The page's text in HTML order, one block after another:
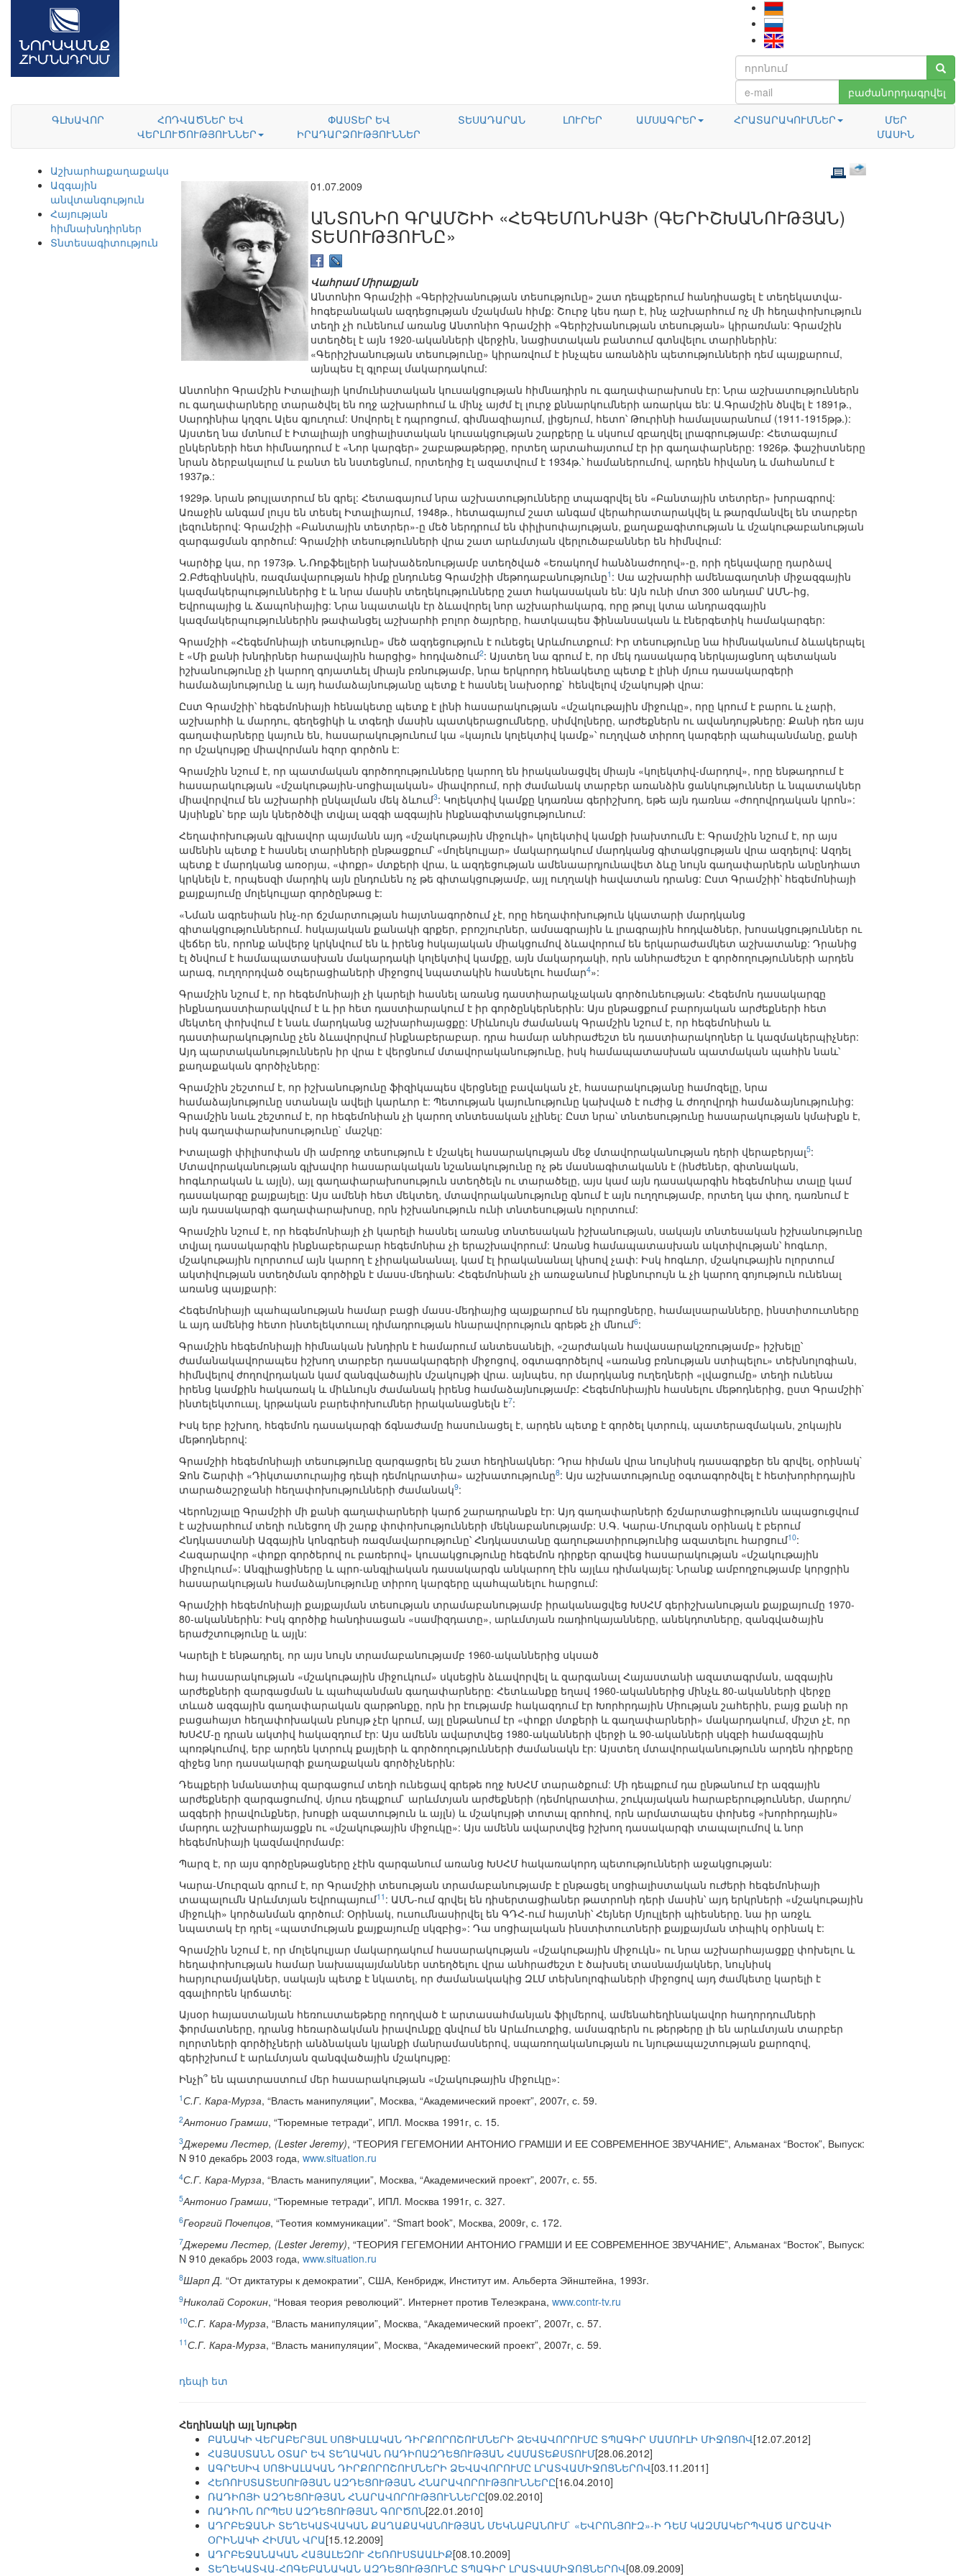
բաժանորդագրվել
ԳԼԽԱՎՈՐ
ՀՈԴՎԱԾՆԵՐ ԵՎ
ՎԵՐԼՈՒԾՈՒԹՅՈՒՆՆԵՐ
ՓԱՍՏԵՐ ԵՎ
ԻՐԱԴԱՐՁՈՒԹՅՈՒՆՆԵՐ
ՏԵՍԱԴԱՐԱՆ ԼՈՒՐԵՐ ԱՄՍԱԳՐԵՐ ՀՐԱՏԱՐԱԿՈՒՄՆԵՐ
ՄԵՐ
ՄԱՍԻՆ
Աշխարհաքաղաքականություն
Ազգային
անվտանգություն
Հայության
հիմնախնդիրներ
Տնտեսագիտություն
01.07.2009
ԱՆՏՈՆԻՈ ԳՐԱՄՇԻԻ «ՀԵԳԵՄՈՆԻԱՅԻ (ԳԵՐԻՇԽԱՆՈՒԹՅԱՆ)
ՏԵՍՈՒԹՅՈՒՆԸ»
Վահրամ Միրաքյան
Անտոնիո Գրամշիի «Գերիշխանության տեսությունը» շատ դեպքերում հանդիսացել է տեղեկատվա-
հոգեբանական ազդեցության մշակման հիմք: Շուրջ կես դար է, ինչ աշխարհում ոչ մի հեղափոխություն
տեղի չի ունենում առանց Անտոնիո Գրամշիի «Գերիշխանության տեսության» կիրառման: Գրամշին
ստեղծել է այն 1920-ականների վերջին, նացիստական բանտում գտնվելու տարիներին:
«Գերիշխանության տեսությունը» կիրառվում է ինչպես առանձին պետությունների դեմ պայքարում,
այնպես էլ գլոբալ մակարդակում:
Անտոնիո Գրամշին Իտալիայի կոմունիստական կուսակցության հիմնադիրն ու գաղափարախոսն էր: Նրա աշխատություններն
ու գաղափարները տարածվել են ողջ աշխարհում և մինչ այժմ էլ լուրջ քննարկումների առարկա են: Ա.Գրամշին ծնվել է 1891թ.,
Սարդինիա կղզու Ալես գյուղում: Սովորել է դպրոցում, գիմնազիայում, լիցեյում, հետո՝ Թուրինի համալսարանում (1911-1915թթ.):
Այստեղ նա մտնում է Իտալիայի սոցիալիստական կուսակցության շարքերը և սկսում զբաղվել լրագրությամբ: Հետագայում
ընկերների հետ հիմնադրում է «Նոր կարգեր» շաբաթաթերթը, որտեղ արտահայտում էր իր գաղափարները: 1926թ. ֆաշիստները
նրան ձերբակալում և բանտ են նստեցնում, որտեղից էլ ազատվում է 1934թ.՝ համաներումով, արդեն հիվանդ և մահանում է
1937թ.:
1929թ. նրան թույլատրում են գրել: Հետագայում նրա աշխատությունները տպագրվել են «Բանտային տետրեր» խորագրով:
Առաջին անգամ լույս են տեսել Իտալիայում, 1948թ., հետագայում շատ անգամ վերահրատարակվել և թարգմանվել են տարբեր
լեզուներով: Գրամշիի «Բանտային տետրեր»-ը մեծ ներդրում են փիլիսոփայության, քաղաքագիտության և մշակութաբանության
զարգացման գործում: Գրամշիի տեսությունների վրա շատ արևմտյան վերլուծաբաններ են հիմնվում:
Կարծիք կա, որ 1973թ. Ն.Ռոքֆելլերի նախաձեռնությամբ ստեղծված «Եռակողմ հանձնաժողով»-ը, որի ղեկավարը դարձավ
Զ.Բժեզինսկին, ռազմավարության հիմք ընդունեց Գրամշիի մեթոդաբանությունը1 : Սա աշխարհի ամենագաղտնի միջազգային
կազմակերպություններից է և նրա մասին տեղեկությունները շատ հակասական են: Այն ունի մոտ 300 անդամ՝ ԱՄՆ-ից,
Եվրոպայից և Ճապոնիայից: Նրա նպատակն էր ձևավորել նոր աշխարհակարգ, որը թույլ կտա անդրազգային
կազմակերպություններին թափանցել աշխարհի բոլոր ծայրերը, հատկապես ֆինանսական և էներգետիկ համակարգեր:
Գրամշիի «Հեգեմոնիայի տեսությունը» մեծ ազդեցություն է ունեցել Արևմուտքում: Իր տեսությունը նա հիմնականում ձևակերպել
է «Մի քանի խնդիրներ հարավային հարցից» հոդվածում2: Այստեղ նա գրում է, որ մեկ դասակարգ ներկայացնող պետական
իշխանությունը չի կարող գոյատևել միայն բռնությամբ, նրա երկրորդ հենակետը պետք է լինի մյուս դասակարգերի
համաձայնությունը և այդ համաձայնությանը պետք է հասնել նախօրոք` հենվելով մշակույթի վրա:
Ըստ Գրամշիի՝ հեգեմոնիայի հենակետը պետք է լինի հասարակության «մշակութային միջուկը», որը կրում է բարու և չարի,
աշխարհի և մարդու, գեղեցիկի և տգեղի մասին պատկերացումները, սիմվոլները, արժեքներն ու ավանդույթները: Քանի դեռ այս
գաղափարները կայուն են, հասարակությունում կա «կայուն կոլեկտիվ կամք»՝ ուղղված տիրող կարգերի պահպանմանը, քանի
որ մշակույթը միավորման հզոր գործոն է:
Գրամշին նշում է, որ պատմական գործողությունները կարող են իրականացվել միայն «կոլեկտիվ-մարդով», որը ենթադրում է
հասարակության «մշակութային-սոցիալական» միավորում, որի ժամանակ տարբեր առանձին ցանկություններ և նպատակներ
միավորվում են աշխարհի ընկալման մեկ ձևում3: Կոլեկտիվ կամքը կդառնա գերիշխող, եթե այն դառնա «ժողովրդական կրոն»:
Այսինքն՝ երբ այն կներծծվի տվյալ ազգի ազգային ինքնագիտակցությունում:
Հեղափոխության գլխավոր պայմանն այդ «մշակութային միջուկի» կոլեկտիվ կամքի խախտումն է: Գրամշին նշում է, որ այս
ամենին պետք է հասնել տարիների ընթացքում՝ «մոլեկուլյար» մակարդակում մարդկանց գիտակցության վրա ազդելով: Ազդել
պետք է մարդկանց առօրյա, «փոքր» մտքերի վրա, և ազդեցության ամենաարդյունավետ ձևը նույն գաղափարներն անընդհատ
կրկնելն է, որպեսզի մարդիկ այն ընդունեն ոչ թե գիտակցությամբ, այլ ուղղակի հավատան դրանց: Ըստ Գրամշիի՝ հեգեմոնիայի
քայքայումը մոլեկուլյար գործընթաց է:
«Նման ագրեսիան ինչ-որ ճշմարտության հայտնագործում չէ, որը հեղափոխություն կկատարի մարդկանց
գիտակցություններում. հսկայական քանակի գրքեր, բրոշյուրներ, ամսագրային և լրագրային հոդվածներ, խոսակցություններ ու
վեճեր են, որոնք անվերջ կրկնվում են և իրենց հսկայական միակցումով ձևավորում են երկարաժամկետ աշխատանք: Դրանից
էլ ծնվում է համապատասխան մակարդակի կոլեկտիվ կամքը, այն մակարդակի, որն անհրաժեշտ է գործողությունների արդեն
արագ, ուղղորդված օպերացիաների միջոցով նպատակին հասնելու համար4»:
Գրամշին նշում է, որ հեգեմոնիայի չի կարելի հասնել առանց դաստիարակչական գործունեության: Հեգեմոն դասակարգը
ինքնադաստիարակվում է և իր հետ դաստիարակում է իր գործընկերներին: Այս ընթացքում բարոյական արժեքների հետ
մեկտեղ փոխվում է նաև մարդկանց աշխարհայացքը: Միևնույն ժամանակ Գրամշին նշում է, որ հեգեմոնիան և
դաստիարակությունը չեն ձևավորվում ինքնաբերաբար. դրա համար անհրաժեշտ են դաստիարակողներ և կազմակերպիչներ:
Այդ պարտականություններն իր վրա է վերցնում մտավորականությունը, իսկ համապատասխան պատմական պահին նաև՝
քաղաքական գործիչները:
Գրամշին շեշտում է, որ իշխանությունը ֆիզիկապես վերցնելը բավական չէ, հասարակությանը համոզելը, նրա
համաձայնությունը ստանալն ավելի կարևոր է: Պետության կայունությունը կախված է ուժից և ժողովրդի համաձայնությունից:
Գրամշին նաև շեշտում է, որ հեգեմոնիան չի կարող տնտեսական չլինել: Ըստ նրա՝ տնտեսությունը հասարակության կմախքն է,
իսկ գաղափարախոսությունը` մաշկը:
Իտալացի փիլիսոփան մի ամբողջ տեսություն է մշակել հասարակության մեջ մտավորականության դերի վերաբերյալ5:
Մտավորականության գլխավոր հասարակական նշանակությունը ոչ թե մասնագիտականն է (ինժեներ, գիտնական,
հոգևորական և այլն), այլ գաղափարախոսություն ստեղծելն ու տարածելը, այս կամ այն դասակարգին հեգեմոնիա տալը կամ
դասակարգը քայքայելը: Այս ամենի հետ մեկտեղ, մտավորականությունը գնում է այն ուղղությամբ, որտեղ կա փող, դառնում է
այն դասակարգի գաղափարախոսը, որն իշխանություն ունի տնտեսության ոլորտում:
Գրամշին նշում է, որ հեգեմոնիայի չի կարելի հասնել առանց տնտեսական իշխանության, սակայն տնտեսական իշխանությունը
տվյալ դասակարգին ինքնաբերաբար հեգեմոնիա չի երաշխավորում: Առանց համապատասխան ակտիվության՝ հոգևոր,
մշակութային ոլորտում այն կարող է չիրականանալ, կամ էլ իրականանալ կիսով չափ: Իսկ հոգևոր, մշակութային ոլորտում
ակտիվության ստեղծման գործիքն է մասս-մեդիան: Հեգեմոնիան չի առաջանում ինքնուրույն և չի կարող գոյություն ունենալ
առանց պայքարի:
Հեգեմոնիայի պահպանության համար բացի մասս-մեդիայից պայքարում են դպրոցները, համալսարանները, ինստիտուտները
և այդ ամենից հետո ինտելեկտուալ դիմադրության հնարավորություն գրեթե չի մնում6:
Գրամշին հեգեմոնիայի հիմնական խնդիրն է համարում անտեսանելի, «շարժական հավասարակշռությամբ» իշխելը՝
ժամանակավորապես իշխող տարբեր դասակարգերի միջոցով, օգտագործելով «առանց բռնության ստիպելու» տեխնոլոգիան,
հիմնվելով ժողովրդական կամ զանգվածային մշակույթի վրա. այնպես, որ մարդկանց ուղեղների «լվացումը» տեղի ունենա
իրենց կամքին հակառակ և միևնույն ժամանակ իրենց համաձայնությամբ: Հեգեմոնիային հասնելու մեթոդներից, ըստ Գրամշիի`
ինտելեկտուալ, կրթական բարեփոխումներ իրականացնելն է7:
Իսկ երբ իշխող, հեգեմոն դասակարգի ճգնաժամը հասունացել է, արդեն պետք է գործել կտրուկ, պատերազմական, շոկային
մեթոդներով:
Գրամշիի հեգեմոնիայի տեսությունը զարգացրել են շատ հեղինակներ: Դրա հիման վրա նույնիսկ դասագրքեր են գրվել, օրինակ`
Ջոն Շարփի «Դիկտատուրայից դեպի դեմոկրատիա» աշխատությունը8: Այս աշխատությունը օգտագործվել է հետխորհրդային
տարածաշրջանի հեղափոխությունների ժամանակ9:
Վերոնշյալը Գրամշիի մի քանի գաղափարների կարճ շարադրանքն էր: Այդ գաղափարների ճշմարտացիությունն ապացուցվում
է աշխարհում տեղի ունեցող մի շարք փոփոխությունների մեկնաբանությամբ: Ս.Գ. Կարա-Մուրզան օրինակ է բերում
Հնդկաստանի Ազգային կոնգրեսի ռազմավարությունը՝ Հնդկաստանը գաղութատիրությունից ազատելու հարցում10:
Հազարավոր «փոքր գործերով ու բառերով» կուսակցությունը հեգեմոն դիրքեր գրավեց հասարակության «մշակութային
միջուկում»: Անգլիացիները և պրո-անգլիական դասակարգն անկարող էին այլևս դիմակայել: Նրանք ամբողջությամբ կորցրին
հասարակության համաձայնությունը տիրող կարգերը պահպանելու հարցում:
Գրամշիի հեգեմոնիայի քայքայման տեսության տրամաբանությամբ իրականացվեց ԽՍՀՄ գերիշխանության քայքայումը 1970-
80-ականներին: Իսկ գործիք հանդիսացան «սամիզդատը», արևմտյան ռադիոկայանները, անեկդոտները, զանգվածային
երաժշտությունը և այլն:
Կարելի է ենթադրել, որ այս նույն տրամաբանությամբ 1960-ականներից սկսած
հայ հասարակության «մշակութային միջուկում» սկսեցին ձևավորվել և զարգանալ Հայաստանի ազատագրման, ազգային
արժեքների զարգացման և պահպանման գաղափարները: Հետևանքը եղավ 1960-ականներից մինչև 80-ականների վերջը
տևած ազգային գաղափարական զարթոնքը, որն իր էությամբ հակազդում էր Խորհրդային Միության շահերին, բայց քանի որ
բացահայտ հեղափոխական բնույթ չէր կրում, այլ ընթանում էր «փոքր մտքերի և գաղափարների» մակարդակում, միշտ չէ, որ
ԽՍՀՄ-ը դրան ակտիվ հակազդում էր: Այս ամենն ավարտվեց 1980-ականների վերջի և 90-ականների սկզբի համազգային
պոռթկումով, երբ արդեն կտրուկ քայլերի և գործողությունների ժամանակն էր: Այստեղ մտավորականությունն արդեն դիրքերը
զիջեց նոր դասակարգի քաղաքական գործիչներին:
Դեպքերի նմանատիպ զարգացում տեղի ունեցավ գրեթե ողջ ԽՍՀՄ տարածքում: Մի դեպքում դա ընթանում էր ազգային
արժեքների զարգացումով, մյուս դեպքում` արևմտյան արժեքների (դեմոկրատիա, շուկայական հարաբերություններ, մարդու/
ազգերի իրավունքներ, խոսքի ազատություն և այլն) և մշակույթի տոտալ գրոհով, որն արմատապես փոխեց «խորհրդային»
մարդու աշխարհայացքն ու «մշակութային միջուկը»: Այս ամենն ավարտվեց իշխող դասակարգի տապալումով և նոր
հեգեմոնիայի կազմավորմամբ:
Պարզ է, որ այս գործընթացները չէին զարգանում առանց ԽՍՀՄ հակառակորդ պետությունների աջակցության:
Կարա-Մուրզան գրում է, որ Գրամշիի տեսության տրամաբանությամբ է ընթացել սոցիալիստական ուժերի հեգեմոնիայի
տապալումն Արևմտյան Եվրոպայում11 : ԱՄՆ-ում գրվել են դիսերտացիաներ թատրոնի դերի մասին՝ այդ երկրների «մշակութային
միջուկի» կործանման գործում: Օրինակ, ուսումնասիրվել են ԳԴՀ-ում հայտնի՝ Հեյներ Մյուլլերի պիեսները. նա իր առջև
նպատակ էր դրել «պատմության քայքայումը սկզբից»: Դա սոցիալական ինստիտուտների քայքայման տիպիկ օրինակ է:
Գրամշին նշում է, որ մոլեկուլյար մակարդակում հասարակության «մշակութային միջուկն» ու նրա աշխարհայացքը փոխելու և
հեղափոխության համար նախապայմաններ ստեղծելու վրա անհրաժեշտ է ծախսել տասնամյակներ, նույնիսկ
հարյուրամյակներ, սակայն պետք է նկատել, որ ժամանակակից ԶԼՄ տեխնոլոգիաների միջոցով այդ ժամկետը կարելի է
զգալիորեն կրճատել:
Այսօր հայաստանյան հեռուստաեթերը ողողված է արտասահմանյան ֆիլմերով, ամենահեղինակավոր հաղորդումների
ֆորմատները, դրանց հեռարձակման իրավունքը գնվում են Արևմուտքից, ամսագրերն ու թերթերը լի են արևմտյան տարբեր
ոլորտների գործիչների անձնական կյանքի մանրամասներով, սպառողականության ու նյութապաշտության քարոզով,
գերիշխում է արևմտյան զանգվածային մշակույթը:
Ինչի՞ են պատրաստում մեր հասարակության «մշակութային միջուկը»:
1С.Г. Кара-Мурза, “Власть манипуляции”, Москва, “Академический проект”, 2007г, с. 59.
2Антонио Грамши, “Тюремные тетради”, ИПЛ. Москва 1991г, с. 15.
3Джереми Лестер, (Lester Jeremy), “ТЕОРИЯ ГЕГЕМОНИИ АНТОНИО ГРАМШИ И ЕЕ СОВРЕМЕННОЕ ЗВУЧАНИЕ”, Альманах “Восток”, Выпуск:
N 910 декабрь 2003 года, www.situation.ru
4С.Г. Кара-Мурза, “Власть манипуляции”, Москва, “Академический проект”, 2007г, с. 55.
5Антонио Грамши, “Тюремные тетради”, ИПЛ. Москва 1991г, с. 327.
6Георгий Почепцов, “Теотия коммуникации”. “Smart book”, Москва, 2009г, с. 172.
7Джереми Лестер, (Lester Jeremy), “ТЕОРИЯ ГЕГЕМОНИИ АНТОНИО ГРАМШИ И ЕЕ СОВРЕМЕННОЕ ЗВУЧАНИЕ”, Альманах “Восток”, Выпуск:
N 910 декабрь 2003 года, www.situation.ru
8Шарп Д. “От диктатуры к демократии”, США, Кенбридж, Институт им. Альберта Эйнштейна, 1993г.
9Николай Сорокин, “Новая теория революций”. Интернет против Телеэкрана, www.contr-tv.ru
10С.Г. Кара-Мурза, “Власть манипуляции”, Москва, “Академический проект”, 2007г, с. 57.
11С.Г. Кара-Мурза, “Власть манипуляции”, Москва, “Академический проект”, 2007г, с. 59.
դեպի ետ
Հեղինակի այլ նյութեր
ԲԱՆԱԿԻ ՎԵՐԱԲԵՐՅԱԼ ՍՈՑԻԱԼԱԿԱՆ ԴԻՐՔՈՐՈՇՈՒՄՆԵՐԻ ՁԵՎԱՎՈՐՈՒՄԸ ՏՊԱԳԻՐ ՄԱՄՈՒԼԻ ՄԻՋՈՑՈՎ[12.07.2012]
ՀԱՅԱՍՏԱՆՆ ՕՏԱՐ ԵՎ ՏԵՂԱԿԱՆ ՌԱԴԻՈԱԶԴԵՑՈՒԹՅԱՆ ՀԱՄԱՏԵՔՍՏՈՒՄ[28.06.2012]
ԱԳՐԵՍԻՎ ՍՈՑԻԱԼԱԿԱՆ ԴԻՐՔՈՐՈՇՈՒՄՆԵՐԻ ՁԵՎԱՎՈՐՈՒՄԸ ԼՐԱՏՎԱՄԻՋՈՑՆԵՐՈՎ[03.11.2011]
ՀԵՌՈՒՍՏԱՏԵՍՈՒԹՅԱՆ ԱԶԴԵՑՈՒԹՅԱՆ ՀՆԱՐԱՎՈՐՈՒԹՅՈՒՆՆԵՐԸ[16.04.2010]
ՌԱԴԻՈՅԻ ԱԶԴԵՑՈՒԹՅԱՆ ՀՆԱՐԱՎՈՐՈՒԹՅՈՒՆՆԵՐԸ[09.02.2010]
ՌԱԴԻՈՆ ՈՐՊԵՍ ԱԶԴԵՑՈՒԹՅԱՆ ԳՈՐԾՈՆ[22.01.2010]
ԱԴՐԲԵՋԱՆԻ ՏԵՂԵԿԱՏՎԱԿԱՆ ՔԱՂԱՔԱԿԱՆՈՒԹՅԱՆ ՄԵԿՆԱԲԱՆՈՒՄ` «ԵՎՐՈՆՅՈՒԶ»-Ի ԴԵՄ ԿԱԶՄԱԿԵՐՊՎԱԾ ԱՐՇԱՎԻ
ՕՐԻՆԱԿԻ ՀԻՄԱՆ ՎՐԱ[15.12.2009]
ԱԴՐԲԵՋԱՆԱԿԱՆ ՀԱՅԱԼԵԶՈՒ ՀԵՌՈՒՍՏԱԱԼԻՔ[08.10.2009]
ՏԵՂԵԿԱՏՎԱ-ՀՈԳԵԲԱՆԱԿԱՆ ԱԶԴԵՑՈՒԹՅՈՒՆԸ ՏՊԱԳԻՐ ԼՐԱՏՎԱՄԻՋՈՑՆԵՐՈՎ[08.09.2009]